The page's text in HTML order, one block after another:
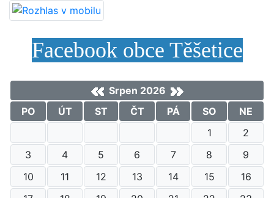
Facebook obce Těšetice
Srpen 2026
PO
ÚT ST ČT PÁ SO
NE
1
2
3
4 5 6 7 8
9
10
11 12 13 14 15
16